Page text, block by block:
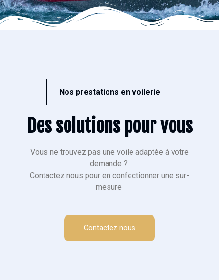
Nos prestations en voilerie
Des solutions pour vous
Vous ne trouvez pas une voile adaptée à votre
demande ?
Contactez nous pour en confectionner une sur-
mesure
Contactez nous